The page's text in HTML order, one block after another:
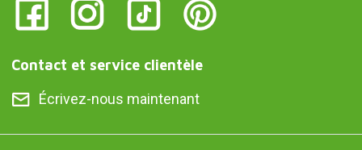
Contact et service clientèle
Écrivez-nous maintenant